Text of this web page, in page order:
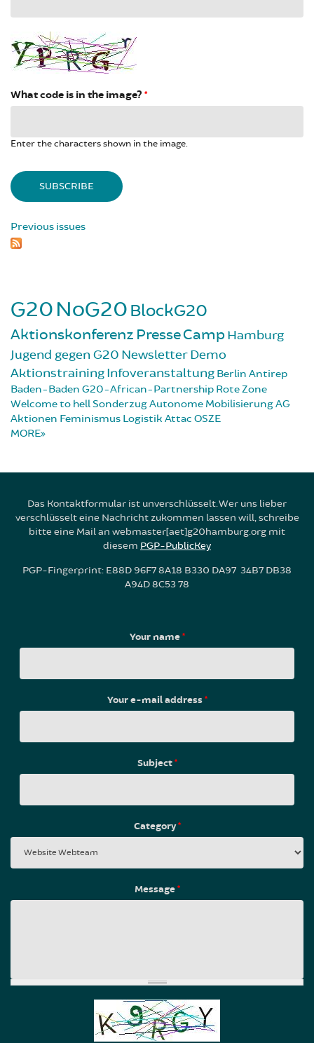
What code is in the image? *
Enter the characters shown in the image.
Previous issues
G20NoG20 BlockG20
Aktionskonferenz PresseCampHamburg
Jugend gegen G20 NewsletterDemo
AktionstrainingInfoveranstaltung Berlin Antirep
Baden-Baden G20-African-Partnership Rote Zone
Welcome to hellSonderzugAutonome MobilisierungAG
Aktionen Feminismus Logistik Attac OSZE
MORE
Das Kontaktformular ist unverschlüsselt. Wer uns lieber
verschlüsselt eine Nachricht zukommen lassen will, schreibe
bitte eine Mail an webmaster[aet]g20hamburg.org mit
diesem PGP-PublicKey
PGP-Fingerprint: E88D 96F7 8A18 B330 DA97 34B7 DB38
A94D 8C53 78
Your name*
Your e-mail address*
Subject*
Category*
Message*